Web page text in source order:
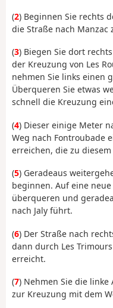
(2) Beginnen Sie rechts
die Straße nach Manzac
(3) Biegen Sie dort
der Kreuzung von Les
nehmen Sie links einen
Überqueren Sie etwas
schnell die Kreuzung
(4) Dieser einige Meter
Weg nach Fontroubade
erreichen, die zu
(5) Geradeaus
beginnen. Auf eine
überqueren und
nach Jaly führt.
(6) Der Straße nach
dann durch Les
erreicht.
(7) Nehmen Sie die
zur Kreuzung mit dem